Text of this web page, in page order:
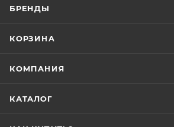
БРЕНДЫ
КОРЗИНА
КОМПАНИЯ
КАТАЛОГ